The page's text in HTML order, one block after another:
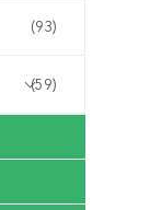
(93)
(59)